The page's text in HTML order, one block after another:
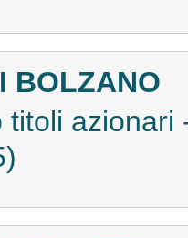
BOLZANO
azionari